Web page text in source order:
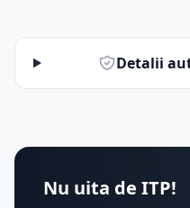
Detalii
Nu uita de ITP!